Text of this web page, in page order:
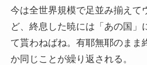
今は全世界規模で足並み揃えて
ど、終息した暁には「あの国」
て貰わねばね。有耶無耶のまま
か同じことが繰り返される。